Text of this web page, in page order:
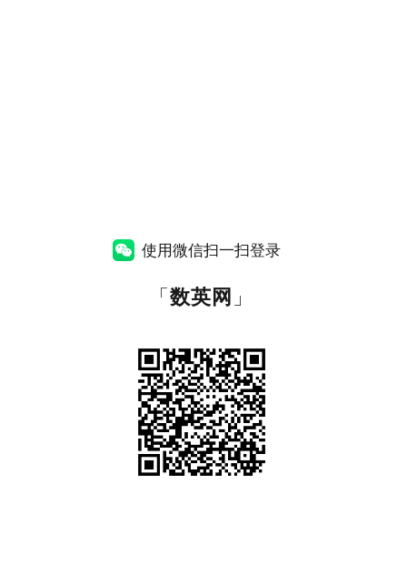
使用微信扫一扫登录
「数英网 」